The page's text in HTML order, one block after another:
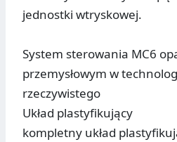
jednostki wtryskowej.
System sterowania MC6
przemysłowym w
rzeczywistego
Układ plastyfikujący
kompletny układ